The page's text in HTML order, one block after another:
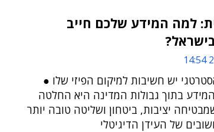
למה המידע שלכם חייב
יש חשיבות למיקום הפיזי שלו ●
בתוך גבולות המדינה היא החלטה
יציבות, ביטחון ושליטה טובה יותר
של העידן הדיגיטלי